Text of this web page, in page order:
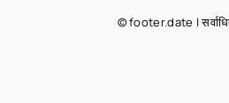
© footer.date |